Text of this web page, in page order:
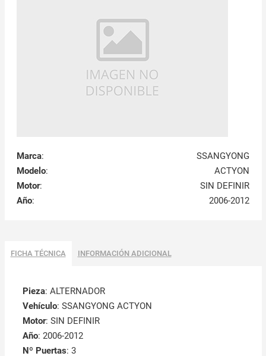
Marca:
SSANGYONG
Modelo:
ACTYON
Motor:
SIN DEFINIR
Año: 2006-2012
FICHA TÉCNICA INFORMACIÓN ADICIONAL
Pieza: ALTERNADOR
Vehículo: SSANGYONG ACTYON
Motor: SIN DEFINIR
Año: 2006-2012
Nº Puertas: 3